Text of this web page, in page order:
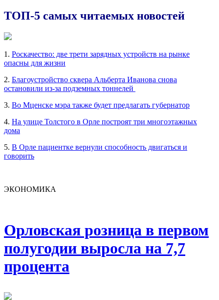
ТОП-5 самых читаемых новостей
1. Роскачество: две трети зарядных устройств на рынке
опасны для жизни
2. Благоустройство сквера Альберта Иванова снова
остановили из-за подземных тоннелей
3. Во Мценске мэра также будет предлагать губернатор
4. На улице Толстого в Орле построят три многоэтажных
дома
5. В Орле пациентке вернули способность двигаться и
говорить
ЭКОНОМИКА
Орловская розница в первом
полугодии выросла на 7,7
процента